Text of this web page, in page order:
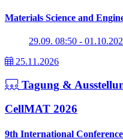
Materials Science and
29.09. 08:50 -
25.11.2026
Tagung &
CellMAT 2026
9th International